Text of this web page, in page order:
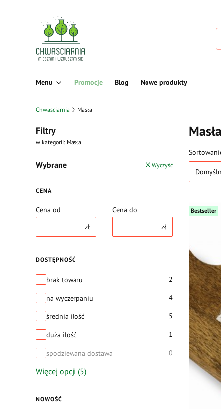
Menu Promocje Blog Nowe produkty
Chwasciarnia Masła
Filtry
w kategorii: Masła
Wybrane Wyczyść
CENA
Cena od
zł
Cena do
zł
DOSTĘPNOŚĆ
Dostępność
brak towaru 2
na wyczerpaniu 4
średnia ilość 5
duża ilość 1
spodziewana dostawa 0
Więcej opcji (5)
NOWOŚĆ
Masła
Lista
Bestseller